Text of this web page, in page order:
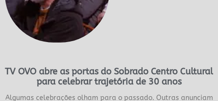
TV OVO abre as portas do Sobrado Centro Cultural
para celebrar trajetória de 30 anos
Algumas celebrações olham para o passado. Outras anunciam